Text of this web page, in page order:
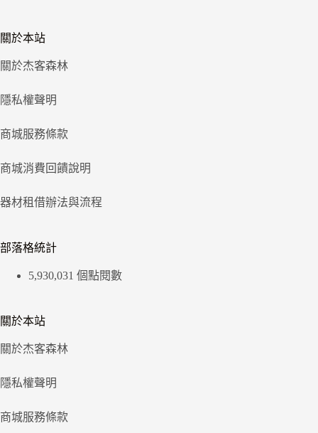
關於本站
關於杰客森林
隱私權聲明
商城服務條款
商城消費回饋說明
器材租借辦法與流程
部落格統計
5,930,031 個點閱數
關於本站
關於杰客森林
隱私權聲明
商城服務條款